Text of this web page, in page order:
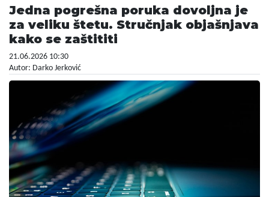
Jedna pogrešna poruka dovoljna je
za veliku štetu. Stručnjak objašnjava
kako se zaštititi
21.06.2026 10:30
Autor: Darko Jerković